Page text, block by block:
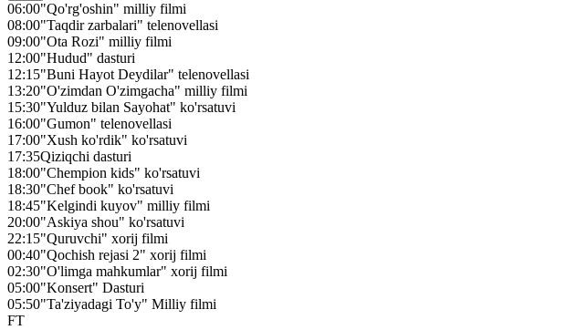
06:00"Qo'rg'oshin" milliy filmi
08:00"Taqdir zarbalari" telenovellasi
09:00"Ota Rozi" milliy filmi
12:00"Hudud" dasturi
12:15"Buni Hayot Deydilar" telenovellasi
13:20"O'zimdan O'zimgacha" milliy filmi
15:30"Yulduz bilan Sayohat" ko'rsatuvi
16:00"Gumon" telenovellasi
17:00"Xush ko'rdik" ko'rsatuvi
17:35Qiziqchi dasturi
18:00"Chempion kids" ko'rsatuvi
18:30"Chef book" ko'rsatuvi
18:45"Kelgindi kuyov" milliy filmi
20:00"Askiya shou" ko'rsatuvi
22:15"Quruvchi" xorij filmi
00:40"Qochish rejasi 2" xorij filmi
02:30"O'limga mahkumlar" xorij filmi
05:00"Konsert" Dasturi
05:50"Ta'ziyadagi To'y" Milliy filmi
FT